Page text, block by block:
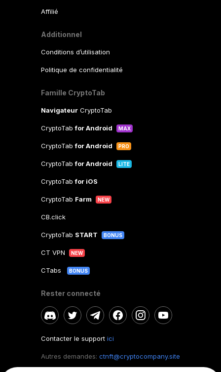
Affilié
Additionnel
Conditions d’utilisation
Politique de confidentialité
Famille CryptoTab
Navigateur CryptoTab
CryptoTabfor Android MAX
CryptoTabfor Android PRO
CryptoTabfor Android LITE
CryptoTabfor iOS
CryptoTab Farm NEW
CB.click
CryptoTab START BONUS
CT VPN NEW
CTabs BONUS
Rester connecté
Contacter le support ici
Autres demandes: ctnft@cryptocompany.site